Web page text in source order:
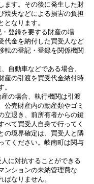
ます。その後に発生した財
焼失などによる損害の負担
となります。
・登録を要する財産の場
代金を納付した買受人など
転の登記・登録を関係機関
自動車などである場合、
産の引渡を買受代金納付時
産の場合、執行機関は引渡
公売財産内の動産類やゴミ
立退き、前所有者からの鍵
べて買受人自身で行ってく
の境界確定は、買受人と隣
てください。岐南町は関与
人に対抗することができる
ンションの未納管理費な
ばなりません。